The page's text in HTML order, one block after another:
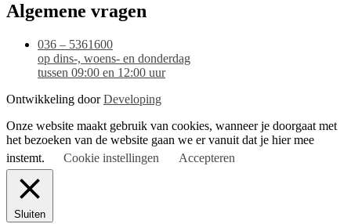
Algemene vragen
036 – 5361600
op dins-, woens- en donderdag
tussen 09:00 en 12:00 uur
Ontwikkeling doorDeveloping
Onze website maakt gebruik van cookies, wanneer je doorgaat met
het bezoeken van de website gaan we er vanuit dat je hier mee
instemt.
Cookie instellingen Accepteren
Sluiten